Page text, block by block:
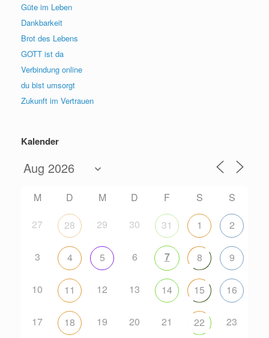
Güte im Leben
Dankbarkeit
Brot des Lebens
GOTT ist da
Verbindung online
du bist umsorgt
Zukunft im Vertrauen
Kalender
M D M D F S
S
27
28 29 30 31 1 2
3 4 5 6 7 8 9
10 11 12 13 14 15 16
17 18 19 20 21 22 23